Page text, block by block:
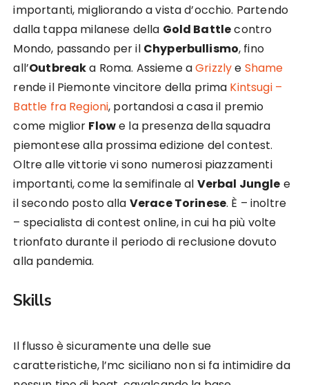
importanti, migliorando a vista d’occhio. Partendo
dalla tappa milanese della Gold Battlecontro
Mondo, passando per il Chyperbullismo, fino
all’Outbreaka Roma. Assieme aGrizzlye Shame
rende il Piemonte vincitore della prima Kintsugi –
Battle fra Regioni, portandosi a casa il premio
come miglior Flowe la presenza della squadra
piemontese alla prossima edizione del contest.
Oltre alle vittorie vi sono numerosi piazzamenti
importanti, come la semifinale al Verbal Jungle e
il secondo posto alla Verace Torinese. È – inoltre
– specialista di contest online, in cui ha più volte
trionfato durante il periodo di reclusione dovuto
alla pandemia.
Skills
Il flusso è sicuramente una delle sue
caratteristiche,l’mc siciliano non si fa intimidire da